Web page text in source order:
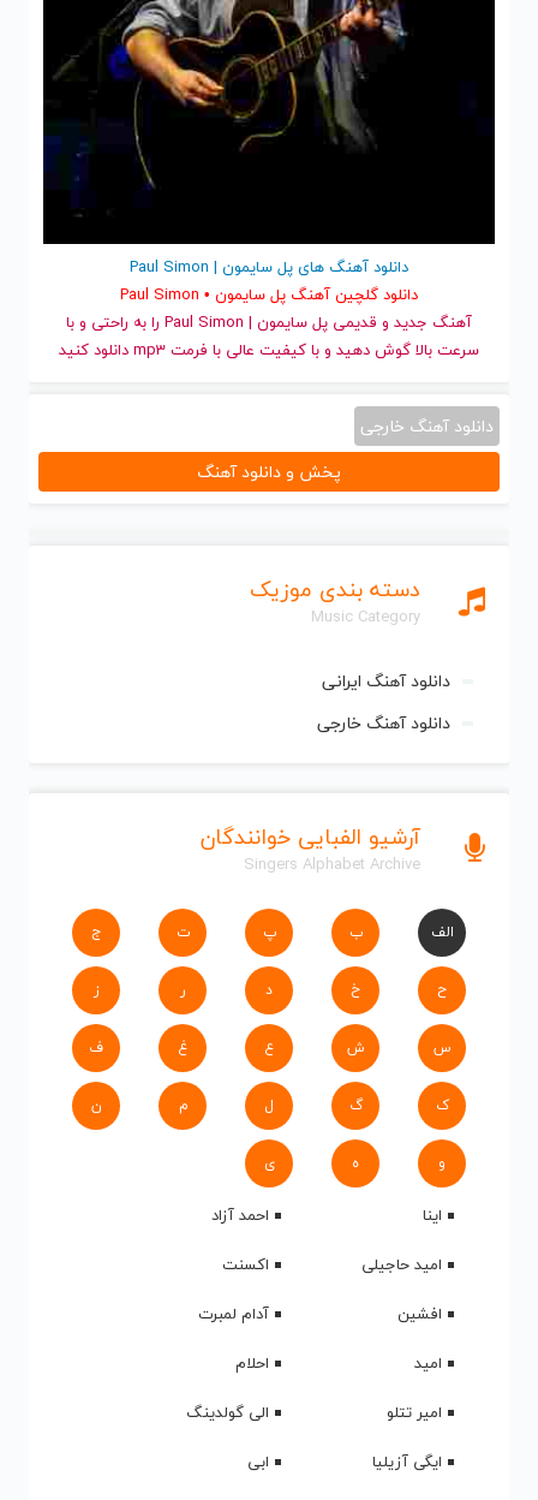
دسته بندی موزیک
Music Category
دانلود آهنگ ایرانی
دانلود آهنگ خارجی
آرشیو الفبایی خوانندگان
Singers Alphabet Archive
الف ب پ ت ج
ح خ د ر ز
س ش ع غ ف
ک گ ل م ن
و ه ی
اینا
احمد آزاد
امید حاجیلی
اکسنت
افشین
آدام لمبرت
امید
احلام
امیر تتلو
الی گولدینگ
ایگی آزیلیا
ابی
دانلود آهنگ های پل سایمون | Paul Simon
دانلود گلچین آهنگ پل سایمون • Paul Simon
آهنگ جدید
و قدیمی پل سایمون | Paul Simon را به راحتی و با
سرعت بالا گوش دهید و با کیفیت عالی با فرمت mp3 دانلود کنید
دانلود آهنگ خارجی
پخش و دانلود آهنگ